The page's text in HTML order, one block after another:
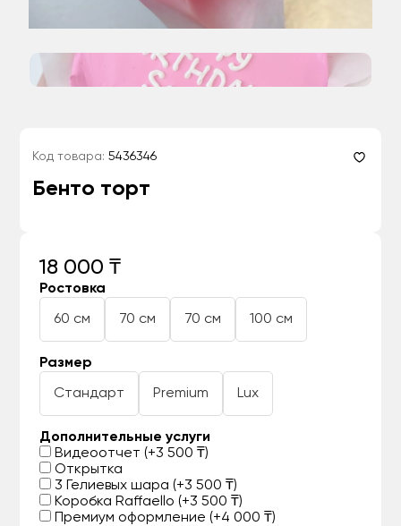
Код товара: 5436346
Бенто торт
18 000 ₸
Ростовка
60 см 70 см 70 см 100 см
Размер
Стандарт Premium Lux
Дополнительные услуги
Видеоотчет (+3 500 ₸)
Открытка
3 Гелиевых шара (+3 500 ₸)
Коробка Raffaello (+3 500 ₸)
Премиум оформление (+4 000 ₸)